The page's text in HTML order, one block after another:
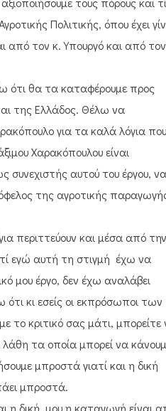
Πολιτικής, όπου έχει
από τον κ. Υπουργό και από τον
ότι θα τα καταφέρουμε προς
της Ελλάδος. Θέλω να
για τα καλά λόγια που
Χαρακόπουλου είναι
συνεχιστής αυτού του έργου, να
της αγροτικής
περιττεύουν και μέσα από την
εγώ αυτή τη στιγμή έχω να
μου έργο, δεν έχω αναλάβει
κι εσείς οι εκπρόσωποι των
κριτικό σας μάτι, μπορείτε
τα οποία μπορεί να
μπροστά γιατί και η δική
μπροστά.
η δική μου η καταγωγή είναι